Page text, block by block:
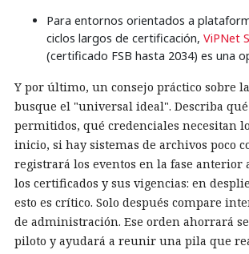
Para entornos orientados a
ciclos largos de certificación, ViPNet
(certificado FSB hasta 2034) es una
Y por último, un consejo práctico sobre
busque el "universal ideal". Describa
permitidos, qué credenciales necesitan
inicio, si hay sistemas de archivos poco
registrará los eventos en la fase anterior
los certificados y sus vigencias: en
esto es crítico. Solo después compare
de administración. Ese orden ahorrará
piloto y ayudará a reunir una pila que